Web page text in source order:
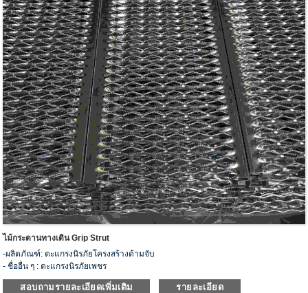
ไม้กระดานทางเดิน Grip Strut
-ผลิตภัณฑ์: ตะแกรงนิรภัยโครงสร้างด้ามจับ
- ชื่ออื่น ๆ : ตะแกรงนิรภัยเพชร
-รุ่น: HJS-03
- วัสดุ: เหล็กคาร์บอน, สแตนเลส, อลูมิเนียม, สังกะสี
สอบถามรายละเอียดเพิ่มเติม รายละเอียด